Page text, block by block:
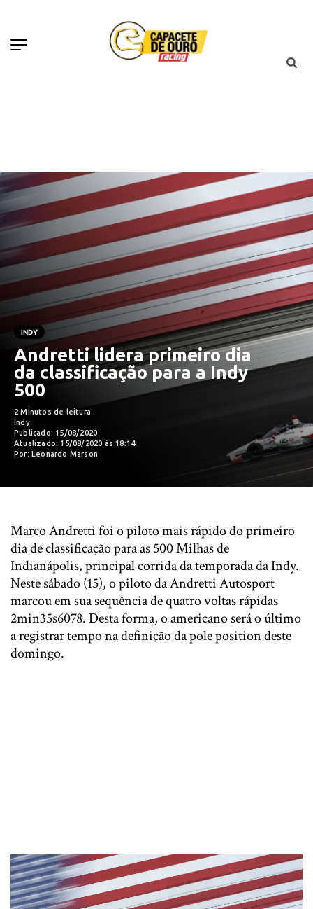
INDY
Andretti lidera primeiro dia
da classificação para a Indy
500
2 Minutos de leitura
Indy
Publicado: 15/08/2020
Atualizado: 15/08/2020 às 18:14
Por: Leonardo Marson
Marco Andretti foi o piloto mais rápido do primeiro
dia de classificação para as 500 Milhas de
Indianápolis, principal corrida da temporada da Indy.
Neste sábado (15), o piloto da Andretti Autosport
marcou em sua sequência de quatro voltas rápidas
2min35s6078. Desta forma, o americano será o último
a registrar tempo na definição da pole position deste
domingo.